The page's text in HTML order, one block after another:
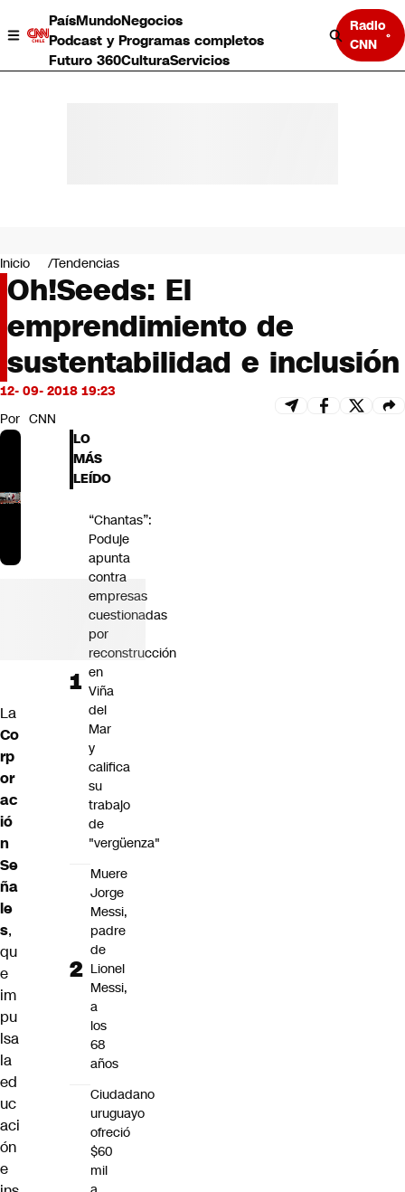
PaísMundoNegocios
Podcast y Programas completos
Futuro 360CulturaServicios
Radio
CNN
Negocios
Deportes
Programas completos
Cultura
Servicios
Bits
CNN tiempo
Futuro 360
Opinión
Inicio Tendencias
Oh!Seeds: El
emprendimiento de
sustentabilidad e inclusión
12- 09- 2018 19:23
Por CNN
La
Co
rp
or
ac
ió
n
Se
ña
le
s,
qu
e
im
pu
lsa
la
ed
uc
aci
ón
e
LO
MÁS
LEÍDO
“Chantas”:
Poduje
apunta
contra
empresas
cuestionadas
por
reconstrucción
en
Viña
del
Mar
y
califica
su
trabajo
de
"vergüenza"
Muere
Jorge
Messi,
padre
de
Lionel
Messi,
a
los
68
años
Ciudadano
uruguayo
ofreció
$60
mil